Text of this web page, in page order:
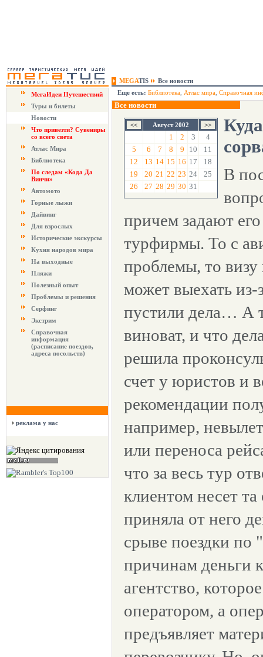
MEGATIS
Все новости
МегаИдеи Путешествий
Туры и билеты
Новости
Что привезти? Сувениры
со всего света
Атлас Мира
Библиотека
По следам «Кода Да
Винчи»
Автомото
Горные лыжи
Дайвинг
Для взрослых
Исторические экскурсы
Кухня народов мира
На выходные
Пляжи
Полезный опыт
Проблемы и решения
Серфинг
Экстрим
Справочная
информация
(расписание поездов,
адреса посольств)
реклама у нас
Еще есть: Библиотека Атлас мира Справочная
Все новости
Август 2002
1 2 3
4
5
6 7 8 9 10
11
12
13 14 15 16 17
18
19
20 21 22 23 24
25
26
27 28 29 30 31
В
причем задают
турфирмы. То с
проблемы, то визу
может выехать из-
пустили дела… А
виноват, и что
решила
счет у юристов и
рекомендации
например,
или переноса
что за весь тур
клиентом несет та
приняла от него
срыве поездки
причинам деньги
агентство,
оператором, а
предъявляет